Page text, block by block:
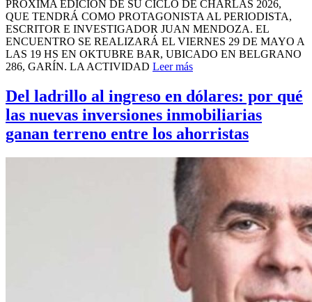
PRÓXIMA EDICIÓN DE SU CICLO DE CHARLAS 2026,
QUE TENDRÁ COMO PROTAGONISTA AL PERIODISTA,
ESCRITOR E INVESTIGADOR JUAN MENDOZA. EL
ENCUENTRO SE REALIZARÁ EL VIERNES 29 DE MAYO A
LAS 19 HS EN OKTUBRE BAR, UBICADO EN BELGRANO
286, GARÍN. LA ACTIVIDAD Leer más
Del ladrillo al ingreso en dólares: por qué
las nuevas inversiones inmobiliarias
ganan terreno entre los ahorristas